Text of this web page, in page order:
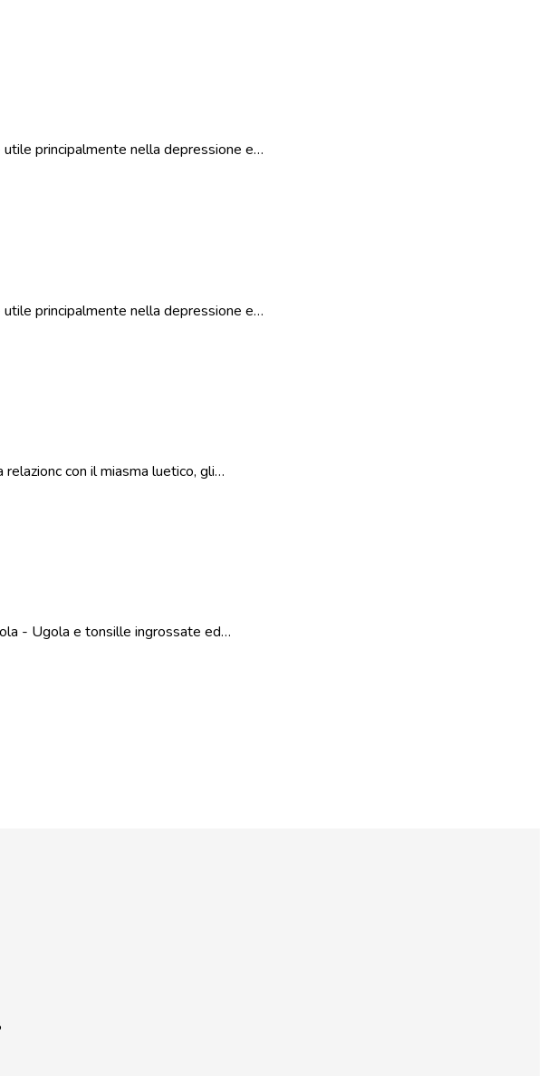
utile principalmente nella depressione e…
utile principalmente nella depressione e…
con il miasma luetico, gli…
- Ugola e tonsille ingrossate ed…